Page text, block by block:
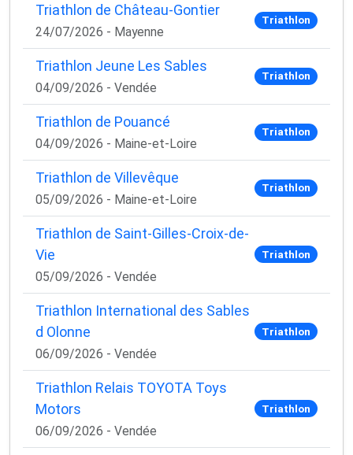
Triathlon de Château-Gontier
24/07/2026 - Mayenne
Triathlon
Triathlon Jeune Les Sables
04/09/2026 - Vendée
Triathlon
Triathlon de Pouancé
04/09/2026 - Maine-et-Loire
Triathlon
Triathlon de Villevêque
05/09/2026 - Maine-et-Loire
Triathlon
Triathlon de Saint-Gilles-Croix-de-
Vie
05/09/2026 - Vendée
Triathlon
Triathlon International des Sables
d Olonne
06/09/2026 - Vendée
Triathlon
Triathlon Relais TOYOTA Toys
Motors
06/09/2026 - Vendée
Triathlon